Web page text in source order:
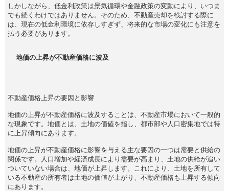
しかしながら、低金利政策は景気循環や金融政策の変動により、いつま
でも続くわけではありません。そのため、不動産売却を検討する際に
は、現在の低金利環境に依存しすぎず、将来的な市場の変化にも注意を
払う必要があります。
地価の上昇が不動産価格に波及
不動産価格上昇の要因と影響
地価の上昇が不動産価格に波及することは、不動産市場において一般的
な現象です。地価とは、土地の価値を指し、都市部や人口密集地では特
に上昇傾向にあります。
地価の上昇が不動産価格に影響を与える主な要因の一つは需要と供給の
関係です。人口増加や経済成長により需要が高まり、土地の供給が追い
ついていない場合は、地価が上昇します。これにより、土地を所有して
いる不動産の所有者は土地の価値が上がり、不動産価格も上昇する傾向
にあります。